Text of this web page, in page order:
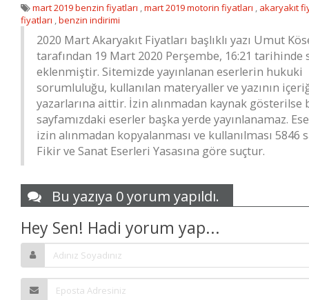
mart 2019 benzin fiyatları ,mart 2019 motorin fiyatları , akaryakıt
fiyatları ,benzin indirimi
2020 Mart Akaryakıt Fiyatları başlıklı yazı Umut
tarafından 19 Mart 2020 Perşembe, 16:21 tarihinde
eklenmiştir. Sitemizde yayınlanan eserlerin hukuki
sorumluluğu, kullanılan materyaller ve yazının
yazarlarına aittir. İzin alınmadan kaynak gösterilse
sayfamızdaki eserler başka yerde yayınlanamaz.
izin alınmadan kopyalanması ve kullanılması 5846
Fikir ve Sanat Eserleri Yasasına göre suçtur.
Bu yazıya 0 yorum yapıldı.
Hey Sen! Hadi yorum yap...